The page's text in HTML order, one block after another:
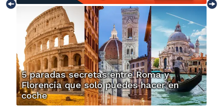
5 paradas secretas entre Roma y
Florencia que solo puedes hacer en
coche